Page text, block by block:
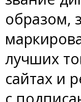
образом,
лучших
сайтах и